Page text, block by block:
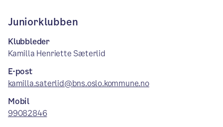
Juniorklubben
Klubbleder
Kamilla Henriette Sæterlid
E-post
kamilla.saterlid@bns.oslo.kommune.no
Mobil
99082846